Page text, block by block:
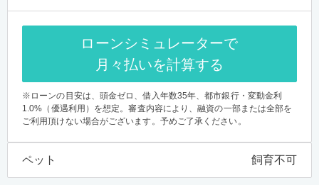
ローンシミュレーターで
月々払いを計算する
※ローンの目安は、頭金ゼロ、借入年数35年、都市銀行・変動金利
1.0%（優遇利用）を想定。審査内容により、融資の一部または全部を
ご利用頂けない場合がございます。予めご了承ください。
ペット 飼育不可